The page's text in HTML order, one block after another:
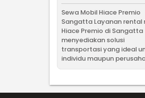
Sewa Mobil Hiace Premio
Sangatta Layanan rental
Hiace Premio di Sangatta
menyediakan solusi
transportasi yang ideal
individu maupun